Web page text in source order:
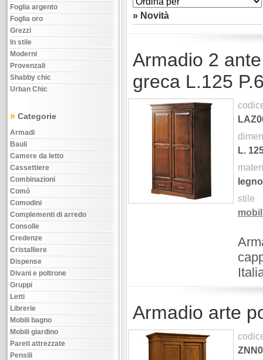
Foglia argento
Foglia oro
Grezzi
In stile
Moderni
Provenzali
Shabby chic
Urban Chic
» Categorie
Armadi
Bauli
Camere da letto
Cassettiere
Combinazioni
Comò
Comodini
Complementi di arredo
Consolle
Credenze
Cristalliere
Dispense
Divani e poltrone
Gruppi
Letti
Librerie
Mobili bagno
Mobili giardino
Pareti attrezzate
Pensili
» Novità
Armadio 2
greca L.125
L.
legno
stile
Armadio arte